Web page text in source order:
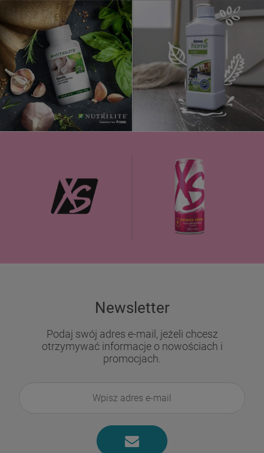
Newsletter
Podaj swój adres e-mail, jeżeli chcesz
otrzymywać informacje o nowościach i
promocjach.